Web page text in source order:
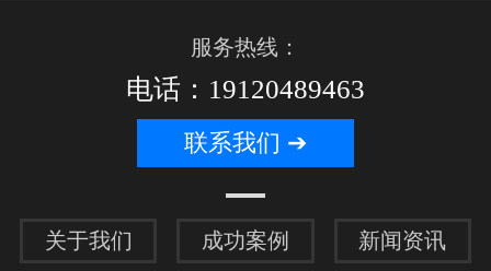
服务热线：
电话：19120489463
联系我们 ➔
关于我们 成功案例 新闻资讯